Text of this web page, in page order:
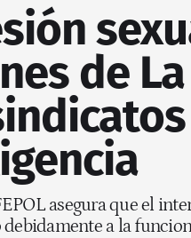
de
asegura que el
a la